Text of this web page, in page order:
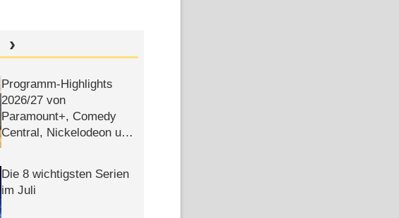
Programm-Highlights
2026/​27 von
Paramount+, Comedy
Central, Nickelodeon und
Die 8 wichtigsten Serien
im Juli